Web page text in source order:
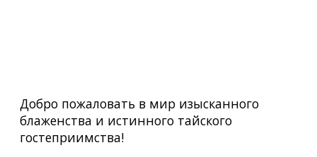
Добро пожаловать в мир изысканного
блаженства и истинного тайского
гостеприимства!